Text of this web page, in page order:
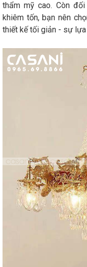
thẩm mỹ cao. Còn
khiêm tốn, bạn nên
thiết kế tối giản - sự